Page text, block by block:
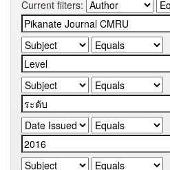
Current filters: